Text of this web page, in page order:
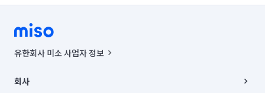
유한회사 미소 사업자 정보
00019 |
회사